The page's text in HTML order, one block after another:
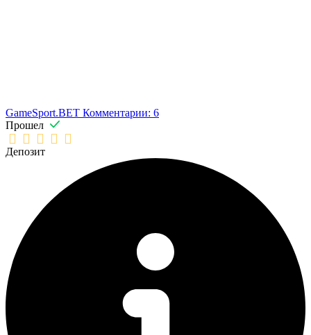
GameSport.BET Комментарии: 6
Прошел
Депозит